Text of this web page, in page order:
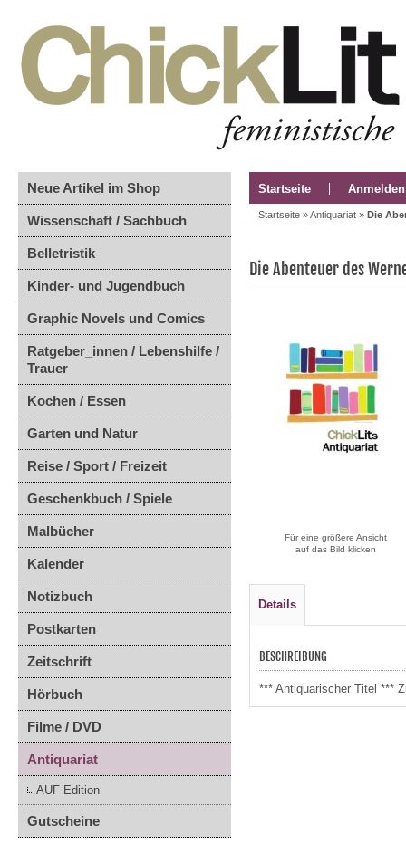
Neue Artikel im Shop
Wissenschaft / Sachbuch
Belletristik
Kinder- und Jugendbuch
Graphic Novels und Comics
Ratgeber_innen / Lebenshilfe /
Trauer
Kochen / Essen
Garten und Natur
Reise / Sport / Freizeit
Geschenkbuch / Spiele
Malbücher
Kalender
Notizbuch
Postkarten
Zeitschrift
Hörbuch
Filme / DVD
Antiquariat
AUF Edition
Gutscheine
Startseite Anmelden
Startseite »Antiquariat » Die
Die Abenteuer des
Für eine größere Ansicht
auf das Bild klicken
Details
BESCHREIBUNG
*** Antiquarischer Titel ***